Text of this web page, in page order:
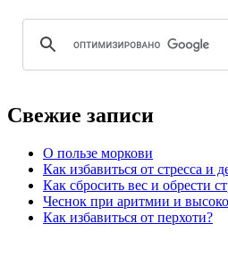
Свежие записи
О пользе моркови
Как избавиться от стресса и
Как сбросить вес и обрести
Чеснок при аритмии и
Как избавиться от перхоти?